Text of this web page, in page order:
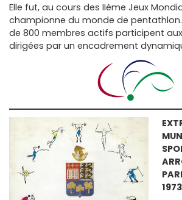
Elle fut, au cours des IIème Jeux
championne du monde de pentathlon.
de 800 membres actifs participent
dirigées par un encadrement
1973